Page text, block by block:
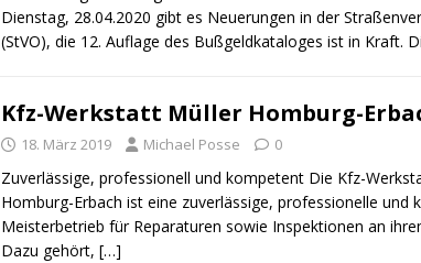
Dienstag, 28.04.2020 gibt es Neuerungen in der
(StVO), die 12. Auflage des Bußgeldkataloges ist in Kraft.
Kfz-Werkstatt Müller Homburg-
18. März 2019 Michael Posse 0
Zuverlässige, professionell und kompetent Die Kfz-
Homburg-Erbach ist eine zuverlässige, professionelle und
Meisterbetrieb für Reparaturen sowie Inspektionen an
Dazu gehört, […]